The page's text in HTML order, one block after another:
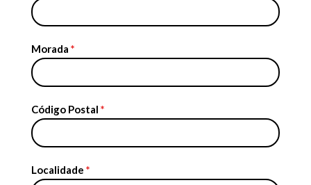
Morada *
Código Postal *
Localidade *